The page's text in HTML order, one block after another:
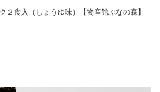
食入（しょうゆ味）【物産館ぶなの森】